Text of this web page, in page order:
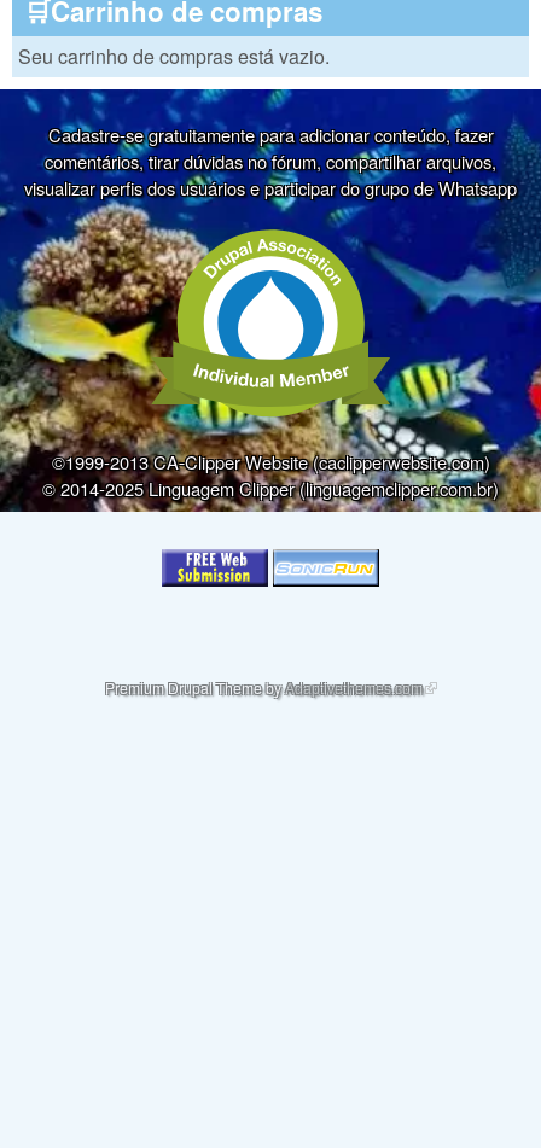
🛒Carrinho de compras
Seu carrinho de compras está vazio.
Cadastre-se gratuitamente para adicionar conteúdo, fazer
comentários, tirar dúvidas no fórum, compartilhar arquivos,
visualizar perfis dos usuários e participar do grupo de Whatsapp
©1999-2013 CA-Clipper Website (caclipperwebsite.com)
© 2014-2025 Linguagem Clipper (linguagemclipper.com.br)
Premium Drupal Theme byAdaptivethemes.com(link is external)